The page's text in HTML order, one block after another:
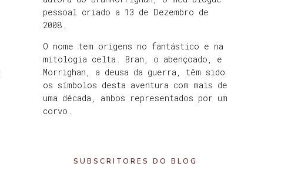
pessoal criado a 13 de Dezembro de
2008.
O nome tem origens no fantástico e na
mitologia celta. Bran, o abençoado, e
Morrighan, a deusa da guerra, têm sido
os símbolos desta aventura com mais de
uma década, ambos representados por um
corvo.
SUBSCRITORES DO BLOG